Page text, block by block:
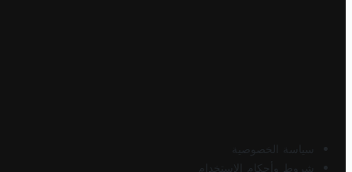
سياسة الخصوصية
شروط وأحكام الاستخدام